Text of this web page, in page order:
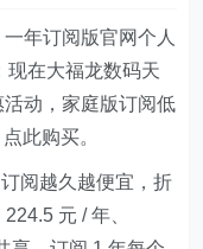
一年订阅版官网个人
现在大福龙数码天
动，家庭版订阅低
此购买。
阅越久越便宜，折
元 / 年、